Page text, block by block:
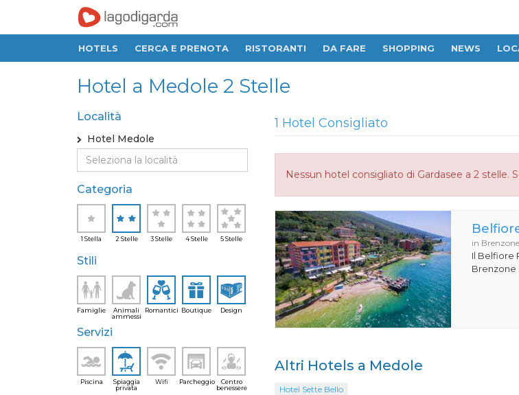
HOTELS CERCA E PRENOTA RISTORANTI DA FARE SHOPPING NEWS
Hotel a Medole 2 Stelle
Località
Hotel Medole
Categoria
1 Stella 2 Stelle 3 Stelle 4 Stelle 5 Stelle
Stili
Famiglie
Animali
ammessi
Romantici Boutique Design
Servizi
Piscina
Spiaggia
privata
Wifi Parcheggio
Centro
benessere
1 Hotel Consigliato
Nessun hotel consigliato di Gardasee a 2
in Brenzone
Il Belfiore
Brenzone
Altri Hotels a Medole
Hotel Sette Bello